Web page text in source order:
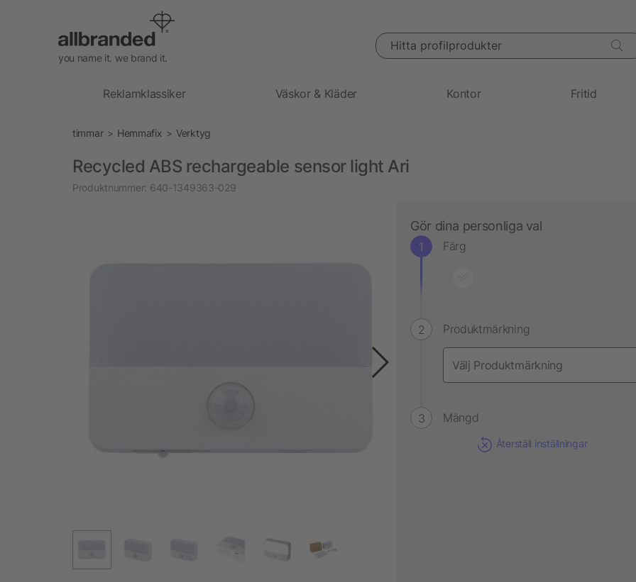
you name it. we brand it.
Hitta profilprodukter
Reklamklassiker Väskor & Kläder Kontor Fritid
timmar Hemmafix Verktyg
Recycled ABS rechargeable sensor light Ari
Produktnummer: 640-1349363-029
Gör dina personliga val
Färg
Produktmärkning
Mängd
Återställ inställningar